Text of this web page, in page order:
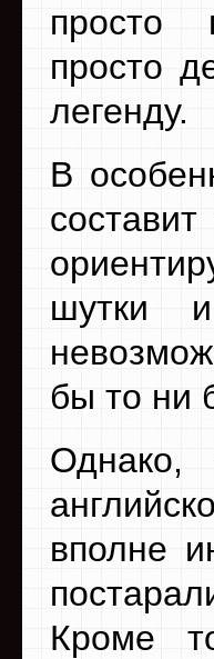
просто
просто
легенду.
В
шутки
бы то ни
вполне
Кроме